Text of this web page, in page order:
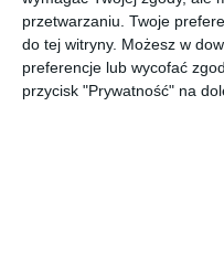
przetwarzaniu. Twoje
do tej witryny. Możesz w
preferencje lub wycofać
przycisk "Prywatność" na
DODAJ DO
UDOSTĘPNIJ